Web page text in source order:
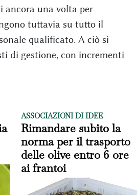
ancora una volta per
tuttavia su tutto il
qualificato. A ciò si
di gestione, con incrementi
ASSOCIAZIONI DI IDEE
Rimandare subito la
norma per il trasporto
delle olive entro 6 ore
ai frantoi